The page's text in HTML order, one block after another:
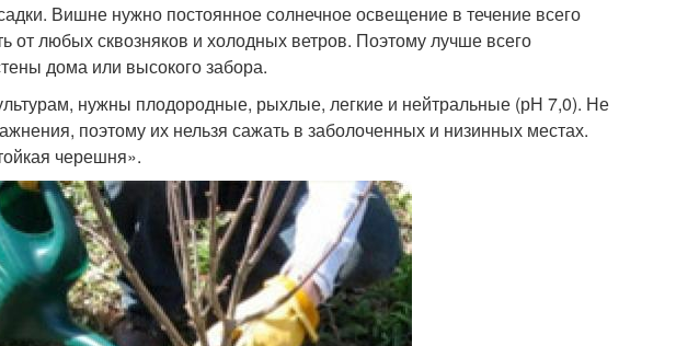
Вишне нужно постоянное солнечное освещение в течение всего
от любых сквозняков и холодных ветров. Поэтому лучше всего
дома или высокого забора.
нужны плодородные, рыхлые, легкие и нейтральные (рН 7,0). Не
поэтому их нельзя сажать в заболоченных и низинных местах.
черешня».